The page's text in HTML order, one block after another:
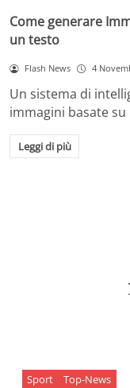
Come generare
un testo
Flash News 4
Un sistema di
immagini basate
Leggi di più
Sport Top-News